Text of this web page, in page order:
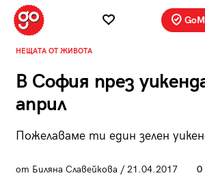
НЕЩАТА ОТ ЖИВОТА
В София през
април
Пожелаваме ти един зелен
от Биляна Славейкова / 21.04.2017
0